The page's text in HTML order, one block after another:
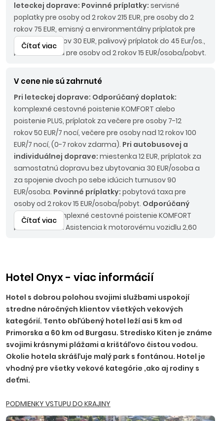
leteckej doprave: Povinné príplatky: servisné
poplatky pre osoby od 2 rokov 215 EUR, pre osoby do 2
rokov 75 EUR, emisný a environmentálny príplatok pre
osoby od 2 rokov 30 EUR, palivový príplatok do 45 Eur/os.,
pobytová taxa pre osoby od 2 rokov 15 EUR/osoba/pobyt.
190 EUR/os.
Čítať viac
V cene nie sú zahrnuté
Pri leteckej doprave: Odporúčaný doplatok:
komplexné cestovné poistenie KOMFORT alebo
poistenie PLUS, príplatok za večere pre osoby 7-12
rokov 50 EUR/7 nocí, večere pre osoby nad 12 rokov 100
EUR/7 nocí, (0-7 rokov zdarma). Pri autobusovej a
individuálnej doprave: miestenka 12 EUR, príplatok za
samostatnú dopravu bez ubytovania 30 EUR/osoba a
za spojenie dvoch po sebe idúcich turnusov 90
EUR/osoba. Povinné príplatky: pobytová taxa pre
osoby od 2 rokov 15 EUR/osoba/pobyt. Odporúčaný
doplatok:
komplexné cestovné poistenie KOMFORT
poistenie PLUS. Asistencia k motorovému vozidlu 2,60
TT, NZ, PO - 10 EUR, BA, PN - 15 EUR, TN, NM, ZH, PP, VT, HE - 20
EUR, RK, MT, LM, MI, BB, ZV, ZA, PB, PU - 25 EUR.
Ostatné príplatky:trezor na recepcii 2,50 EUR/deň
(platba na mieste), parkovanie 5,5 EUR/deň.
Čítať viac
Hotel Onyx - viac informácií
Hotel s dobrou polohou svojimi službami uspokojí
stredne náročných klientov všetkých vekových
kategórií. Tento obľúbený hotel leží asi 5 km od
Primorska a 60 km od Burgasu. Stredisko Kiten je známe
svojimi krásnymi plážami a krištáľovo čistou vodou.
Okolie hotela skrášľuje malý park s fontánou. Hotel je
vhodný pre všetky vekové kategórie ,ako aj rodiny s
deťmi.
PODMIENKY VSTUPU DO KRAJINY